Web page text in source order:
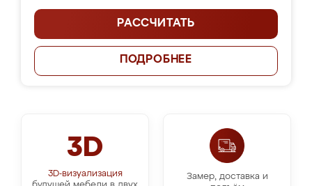
РАССЧИТАТЬ
ПОДРОБНЕЕ
3D
3D-визуализация
Замер, доставка и